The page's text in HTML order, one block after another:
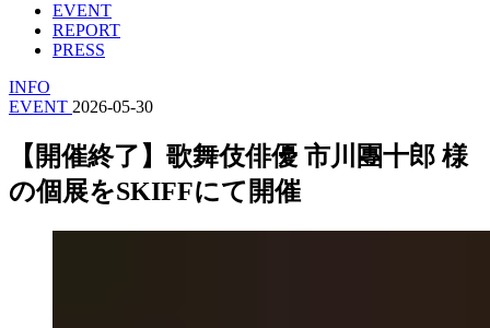
EVENT
REPORT
PRESS
INFO
EVENT 2026-05-30
【開催終了】歌舞伎俳優 市川團十郎 様
の個展をSKIFFにて開催